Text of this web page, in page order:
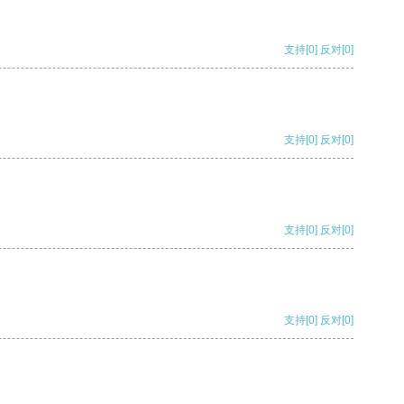
支持[0] 反对[0]
支持[0] 反对[0]
支持[0] 反对[0]
支持[0] 反对[0]